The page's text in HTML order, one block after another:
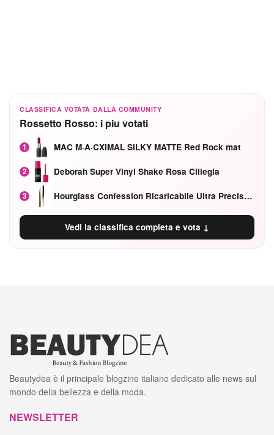
CLASSIFICA VOTATA DALLA COMMUNITY
Rossetto Rosso: i piu votati
1 MAC M·A·CXIMAL SILKY MATTE Red Rock mat
2 Deborah Super Vinyl Shake Rosa Ciliegia
3 Hourglass Confession Ricaricabile Ultra Preciso Ad Alta Intensità Secretly Classic Red
Vedi la classifica completa e vota ↓
Beautydea è il principale blogzine italiano dedicato alle news sul
mondo della bellezza e della moda.
NEWSLETTER